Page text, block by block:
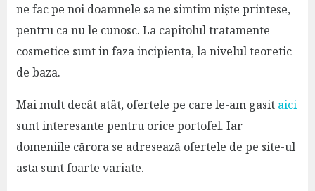
ne fac pe noi doamnele sa ne simtim niște printese,
pentru ca nu le cunosc. La capitolul tratamente
cosmetice sunt in faza incipienta, la nivelul teoretic
de baza.
Mai mult decât atât, ofertele pe care le-am gasit aici
sunt interesante pentru orice portofel. Iar
domeniile cărora se adresează ofertele de pe site-ul
asta sunt foarte variate.